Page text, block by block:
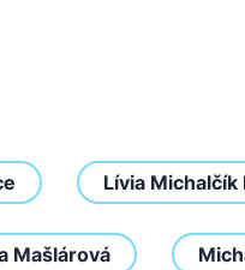
Lívia Michalčík
Mašlárová